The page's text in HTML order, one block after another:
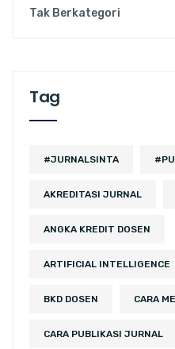
Tak Berkategori
Tag
#JURNALSINTA
AKREDITASI JURNAL
ANGKA KREDIT DOSEN
ARTIFICIAL INTELLIGENCE
BKD DOSEN CARA
CARA PUBLIKASI JURNAL